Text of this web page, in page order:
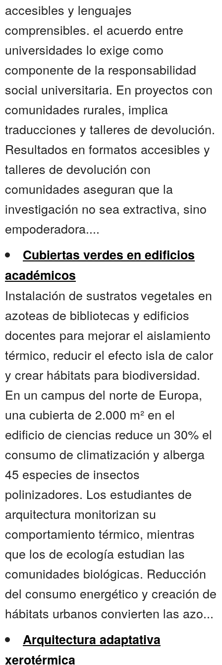
accesibles y lenguajes
comprensibles. el acuerdo entre
universidades lo exige como
componente de la responsabilidad
social universitaria. En proyectos con
comunidades rurales, implica
traducciones y talleres de devolución.
Resultados en formatos accesibles y
talleres de devolución con
comunidades aseguran que la
investigación no sea extractiva, sino
empoderadora....
Cubiertas verdes en edificios
académicos
Instalación de sustratos vegetales en
azoteas de bibliotecas y edificios
docentes para mejorar el aislamiento
térmico, reducir el efecto isla de calor
y crear hábitats para biodiversidad.
En un campus del norte de Europa,
una cubierta de 2.000 m² en el
edificio de ciencias reduce un 30% el
consumo de climatización y alberga
45 especies de insectos
polinizadores. Los estudiantes de
arquitectura monitorizan su
comportamiento térmico, mientras
que los de ecología estudian las
comunidades biológicas. Reducción
del consumo energético y creación de
hábitats urbanos convierten las azo...
Arquitectura adaptativa
xerotérmica